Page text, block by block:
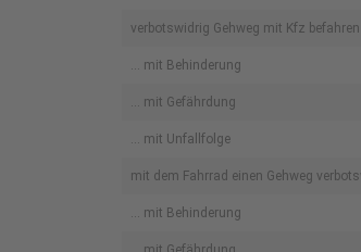
verbotswidrig Gehweg mit Kfz befahren
... mit Behinderung
... mit Gefährdung
... mit Unfallfolge
mit dem Fahrrad einen Gehweg
... mit Behinderung